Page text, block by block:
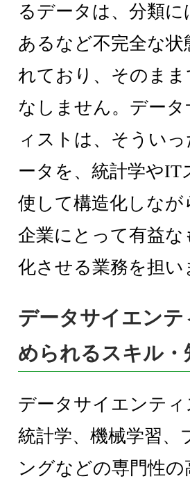
るデータは、分類
あるなど不完全な状
れており、そのまま
なしません。デー
ィストは、そうい
ータを、統計学やIT
使して構造化しなが
企業にとって有益な
化させる業務を担い
データサイエン
められるスキル・
データサイエンティ
統計学、機械学習、
ングなどの専門性の